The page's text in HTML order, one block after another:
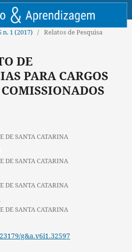
n. 1 (2017) / Relatos de Pesquisa
DE
PARA CARGOS
DE SANTA CATARINA
DE SANTA CATARINA
DE SANTA CATARINA
DE SANTA CATARINA
g&a.v6i1.32597